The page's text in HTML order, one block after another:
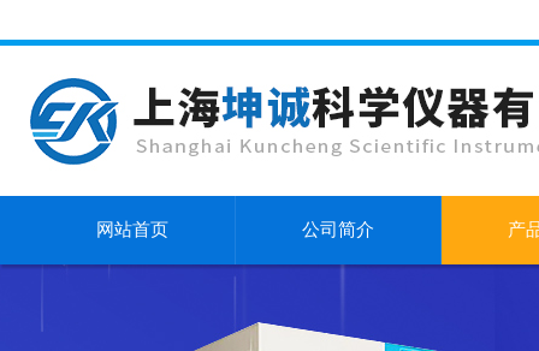
网站首页 公司简介 产